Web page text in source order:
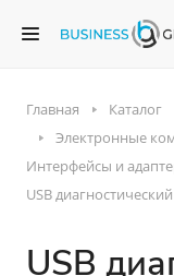
Главная Каталог
Электронные
Интерфейсы и
USB
USB